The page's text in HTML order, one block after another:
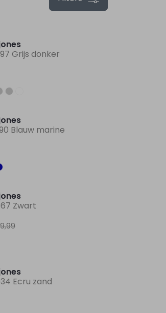
Grijs donker
Blauw marine
Zwart
Ecru zand